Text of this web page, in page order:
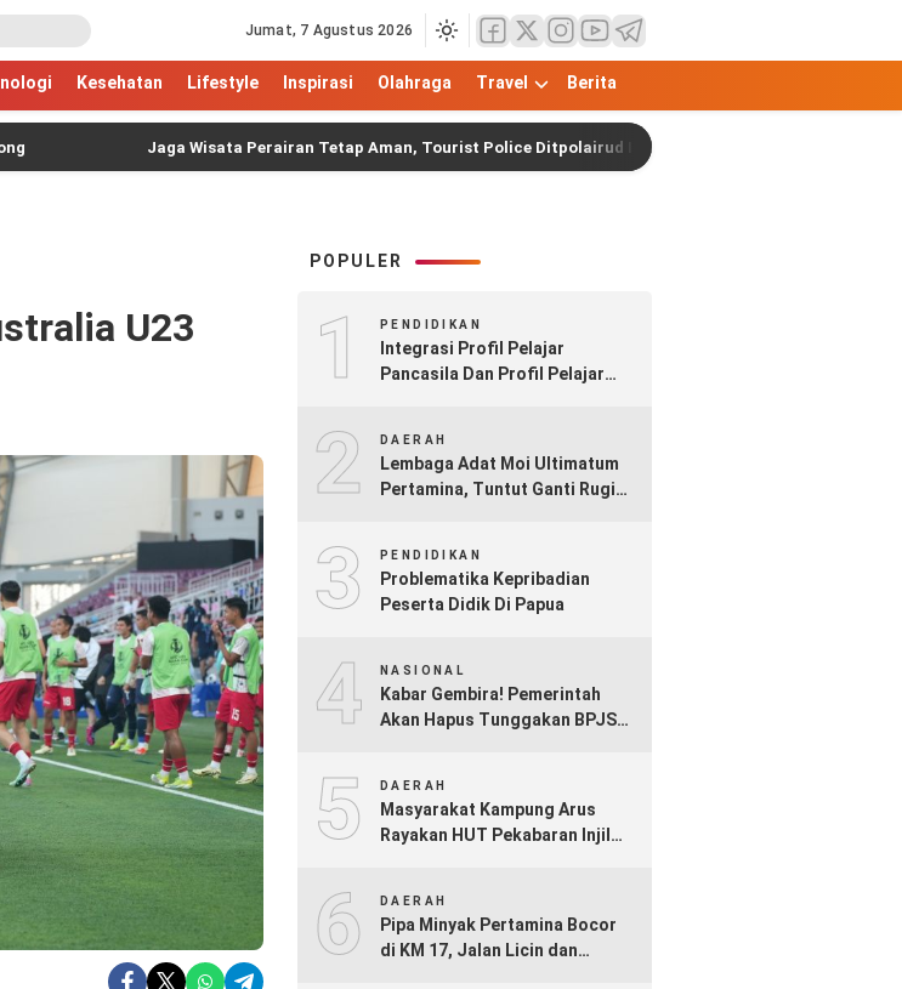
Jumat, 7 Agustus 2026
Kesehatan Lifestyle Inspirasi Olahraga Travel Berita
Jaga Wisata Perairan Tetap Aman, Tourist Police Ditpolairud Intensifkan Patroli di Dermaga
U23
POPULER
1 PENDIDIKAN
Integrasi Profil Pelajar
Pancasila Dan Profil Pelajar
Merdeka Madrasah
2 DAERAH
Lembaga Adat Moi Ultimatum
Pertamina, Tuntut Ganti Rugi
3 PENDIDIKAN
Problematika Kepribadian
Peserta Didik Di Papua
4 NASIONAL
Kabar Gembira! Pemerintah
Akan Hapus Tunggakan BPJS
5 DAERAH
Masyarakat Kampung Arus
Rayakan HUT Pekabaran Injil
6 DAERAH
Pipa Minyak Pertamina Bocor
di KM 17, Jalan Licin dan